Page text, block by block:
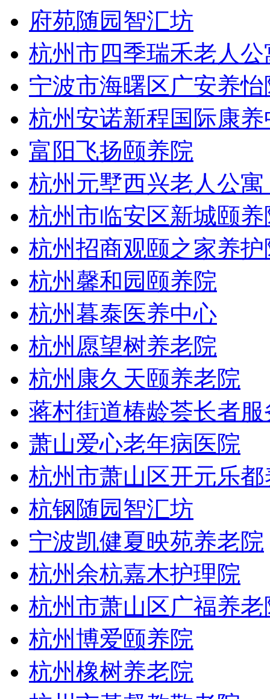
府苑随园智汇坊
杭州市四季瑞禾老人公
宁波市海曙区广安养怡
杭州安诺新程国际康养
富阳飞扬颐养院
杭州元墅西兴老人公
杭州市临安区新城颐养
杭州招商观颐之家养护
杭州馨和园颐养院
杭州暮泰医养中心
杭州愿望树养老院
杭州康久天颐养老院
蒋村街道椿龄荟长者
萧山爱心老年病医院
杭州市萧山区开元乐
杭钢随园智汇坊
宁波凯健夏映苑养老院
杭州余杭嘉木护理院
杭州市萧山区广福养老
杭州博爱颐养院
杭州橡树养老院